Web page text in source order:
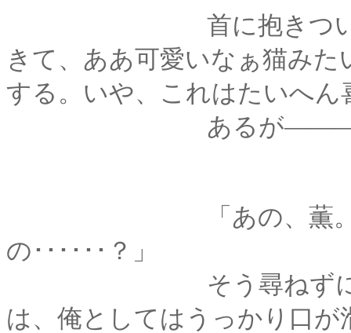
首に抱きついた君が
きて、ああ可愛いなぁ猫み
する。いや、これはたいへん
あるが―――でも
「あの、薫。どう
の･･････？」
そう尋ねずに、いら
は、俺としてはうっかり口